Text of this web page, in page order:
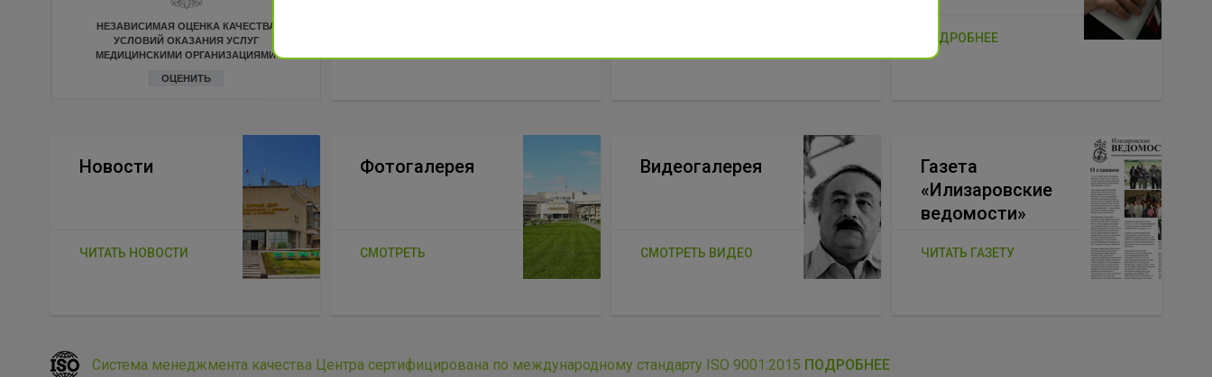
НЕЗАВИСИМАЯ ОЦЕНКА КАЧЕСТВА
УСЛОВИЙ ОКАЗАНИЯ УСЛУГ
МЕДИЦИНСКИМИ ОРГАНИЗАЦИЯМИ
ОЦЕНИТЬ
ПОДРОБНЕЕ
Новости
ЧИТАТЬ НОВОСТИ
Фотогалерея
СМОТРЕТЬ
Видеогалерея
СМОТРЕТЬ ВИДЕО
Газета
«Илизаровские
ведомости»
ЧИТАТЬ ГАЗЕТУ
Система менеджмента качества Центра сертифицирована по международному стандарту ISO 9001:2015 ПОДРОБНЕЕ